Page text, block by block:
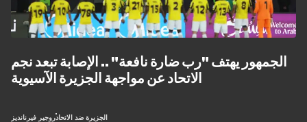
الجمهور يهتف "رب ضارة نافعة" .. الإصابة تبعد نجم
الاتحاد عن مواجهة الجزيرة الآسيوية
روجير فيرنانديزالجزيرة ضد الاتحاد